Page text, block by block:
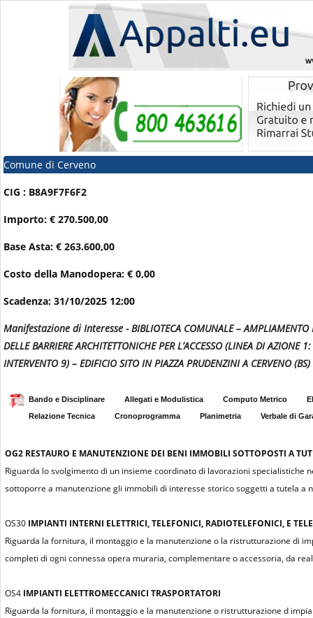
Comune di Cerveno
CIG : B8A9F7F6F2
Importo: € 270.500,00
Base Asta: € 263.600,00
Costo della Manodopera: € 0,00
Scadenza: 31/10/2025 12:00
Manifestazione di Interesse - BIBLIOTECA COMUNALE – AMPLIAMENTO
DELLE BARRIERE ARCHITETTONICHE PER L’ACCESSO (LINEA DI
INTERVENTO 9) – EDIFICIO SITO IN PIAZZA PRUDENZINI A CERVENO (BS)
Bando e Disciplinare Allegati e Modulistica Computo Metrico
Relazione Tecnica
Cronoprogramma Planimetria Verbale di
OG2 RESTAURO E MANUTENZIONE DEI BENI IMMOBILI SOTTOPOSTI A
Riguarda lo svolgimento di un insieme coordinato di lavorazioni
sottoporre a manutenzione gli immobili di interesse storico soggetti a tutela
OS30 IMPIANTI INTERNI ELETTRICI, TELEFONICI, RADIOTELEFONICI, E
Riguarda la fornitura, il montaggio e la manutenzione o la ristrutturazione di
completi di ogni connessa opera muraria, complementare o accessoria, da
OS4 IMPIANTI ELETTROMECCANICI TRASPORTATORI
Riguarda la fornitura, il montaggio e la manutenzione o ristrutturazione d